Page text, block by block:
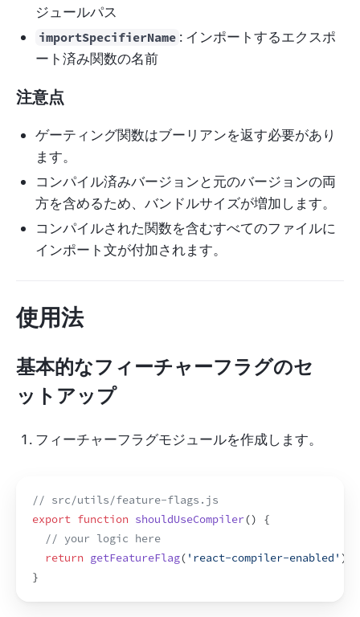
ジュールパス
importSpecifierName : インポートするエクスポ
ート済み関数の名前
注意点
ゲーティング関数はブーリアンを返す必要があり
ます。
コンパイル済みバージョンと元のバージョンの両
方を含めるため、バンドルサイズが増加します。
コンパイルされた関数を含むすべてのファイルに
インポート文が付加されます。
使用法
基本的なフィーチャーフラグのセ
ットアップ
フィーチャーフラグモジュールを作成します。
// src/utils/feature-flags.js
export function shouldUseCompiler()
{
// your logic here
return getFeatureFlag( 'react-compiler-enabled' )
}